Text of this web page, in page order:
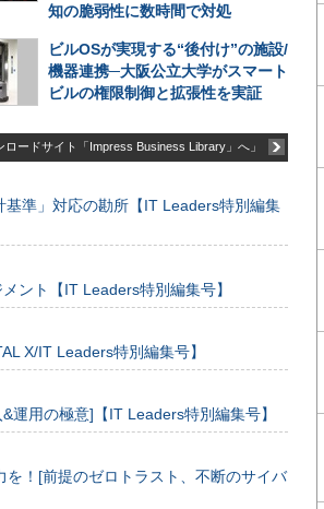
知の脆弱性に数時間で対処
ビルOSが実現する“後付け”の施設/
機器連携─大阪公立大学がスマート
ビルの権限制御と拡張性を実証
ロードサイト「Impress Business Library」へ」
準」対応の勘所【IT Leaders特別編集
ント【IT Leaders特別編集号】
X/IT Leaders特別編集号】
運用の極意]【IT Leaders特別編集号】
！[前提のゼロトラスト、不断のサイバ